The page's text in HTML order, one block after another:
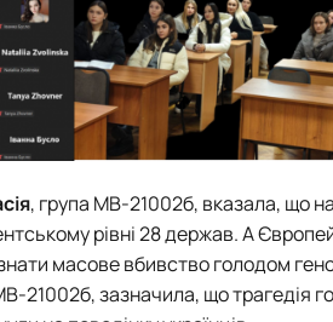
, група МВ-21002б, вказала, що
рівні 28 держав. А
масове вбивство голодом
21002б, зазначила, що трагедія